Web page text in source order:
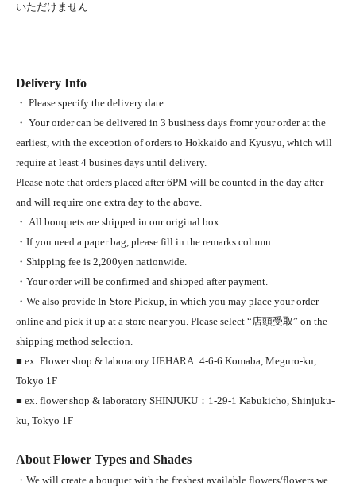
いただけません
Delivery Info
・ Please specify the delivery date.
・ Your order can be delivered in 3 business days fromr your order at the
earliest, with the exception of orders to Hokkaido and Kyusyu, which will
require at least 4 busines days until delivery.
Please note that orders placed after 6PM will be counted in the day after
and will require one extra day to the above.
・ All bouquets are shipped in our original box.
・If you need a paper bag, please fill in the remarks column.
・Shipping fee is 2,200yen nationwide.
・Your order will be confirmed and shipped after payment.
・We also provide In-Store Pickup, in which you may place your order
online and pick it up at a store near you. Please select “店頭受取” on the
shipping method selection.
■ ex. Flower shop & laboratory UEHARA: 4-6-6 Komaba, Meguro-ku,
Tokyo 1F
■ ex. flower shop & laboratory SHINJUKU：1-29-1 Kabukicho, Shinjuku-
ku, Tokyo 1F
About Flower Types and Shades
・We will create a bouquet with the freshest available flowers/flowers we